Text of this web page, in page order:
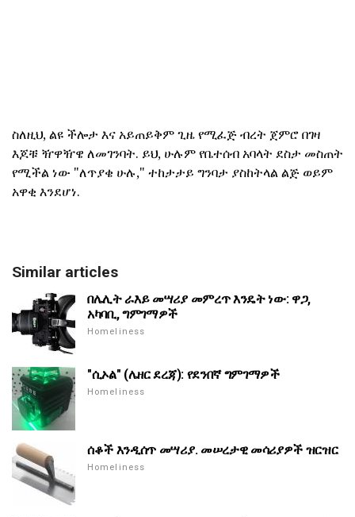
ስለዚህ, ልዩ ችሎታ እና አይጠይቅም ጊዜ የሚፈጅ ብረት ጀምሮ በገዛ
እጆቹ ዥዋዥዌ ለመገንባት. ይህ, ሁሉም የቤተሰብ አባላት ደስታ መስጠት
የሚችል ነው "ለጥያቄ ሁሉ," ተከታታይ ግንባታ ያስከትላል ልጅ ወይም
አዋቂ እንደሆነ.
Similar articles
በሌሊት ራእይ መሣሪያ መምረጥ እንዴት ነው: ዋጋ,
አካባቢ, ግምገማዎች
Homeliness
"ሲኦል" (ሌዘር ደረጃ): የደንበኛ ግምገማዎች
Homeliness
ሰቆች እንዲሰጥ መሣሪያ. መሠረታዊ መሳሪያዎች ዝርዝር
Homeliness